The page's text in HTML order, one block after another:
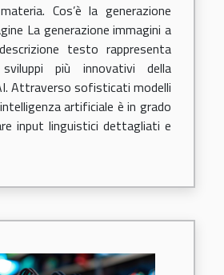
Cos’è la generazione
La generazione immagini a
testo rappresenta
più innovativi della
Attraverso sofisticati modelli
artificiale è in grado
input linguistici dettagliati e